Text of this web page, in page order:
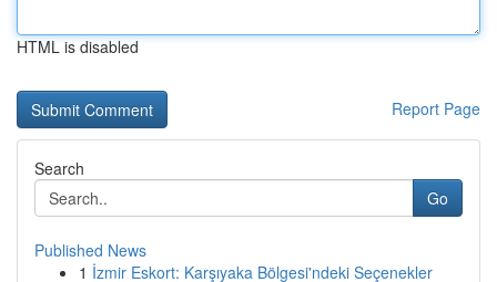
HTML is disabled
Report Page
Search
Go
Published News
1 İzmir Eskort: Karşıyaka Bölgesi'ndeki Seçenekler